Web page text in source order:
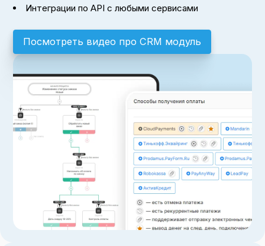
Интеграции по API с любыми сервисами
Посмотреть видео про CRM модуль